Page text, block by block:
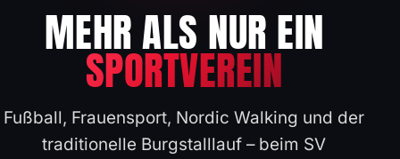
MEHR ALS NUR EIN
SPORTVEREIN
Fußball, Frauensport, Nordic Walking und der
traditionelle Burgstalllauf – beim SV